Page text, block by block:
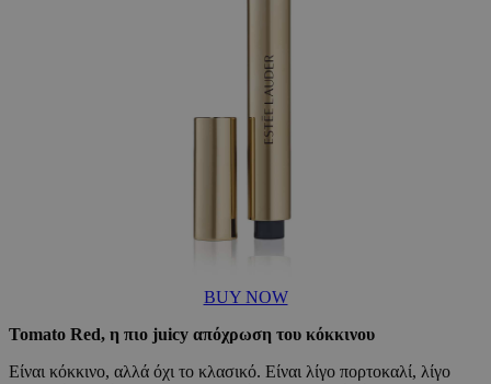
BUY NOW
Tomato Red, η πιο juicy απόχρωση του κόκκινου
Είναι κόκκινο, αλλά όχι το κλασικό. Είναι λίγο πορτοκαλί, λίγο